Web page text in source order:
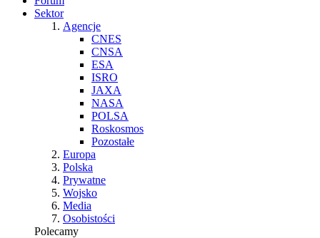
Sektor
Agencje
CNES
CNSA
ESA
ISRO
JAXA
NASA
POLSA
Roskosmos
Pozostałe
Europa
Polska
Prywatne
Wojsko
Media
Osobistości
Polecamy